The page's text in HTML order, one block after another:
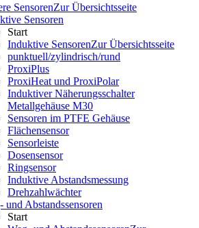
SensorenZur Übersichtsseite
Sensoren
Start
Induktive SensorenZur Übersichtsseite
punktuell/zylindrisch/rund
ProxiPlus
ProxiHeat und ProxiPolar
Induktiver Näherungsschalter
Metallgehäuse M30
Sensoren im PTFE Gehäuse
Flächensensor
Sensorleiste
Dosensensor
Ringsensor
Induktive Abstandsmessung
Drehzahlwächter
und Abstandssensoren
Start